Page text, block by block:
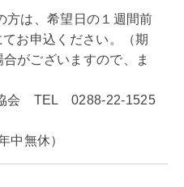
方は、希望日の１週間前
お申込ください。（期
がございますので、ま
会 TEL 0288-22-1525
中無休）